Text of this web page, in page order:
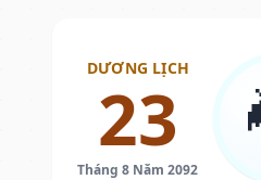
DƯƠNG LỊCH
23
Tháng 8 Năm 2092